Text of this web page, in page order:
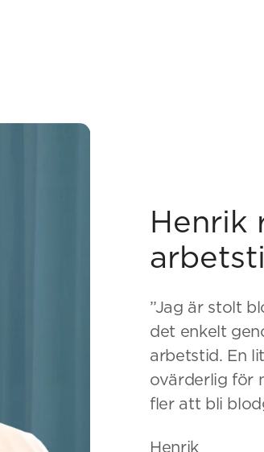
Henrik
”Jag är stolt
det enkelt
arbetstid. En
ovärderlig för
fler att bli
Henrik